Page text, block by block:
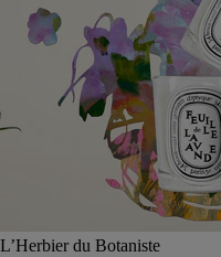
L’Herbier du Botaniste